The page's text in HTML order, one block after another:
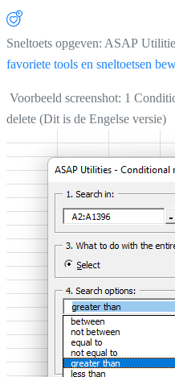
Sneltoets opgeven: ASAP
favoriete tools en sneltoetsen
Voorbeeld screenshot: 1
delete (Dit is de Engelse versie)